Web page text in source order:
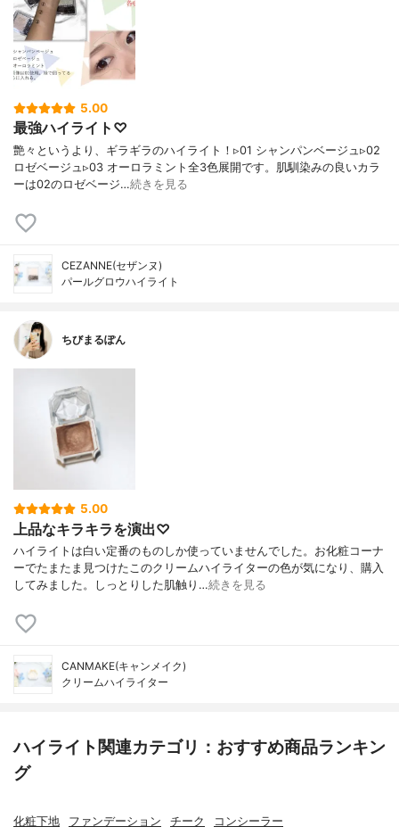
5.00
最強ハイライト♡
艶々というより、ギラギラのハイライト！▹01 シャンパンベージュ▹02
ロゼベージュ▹03 オーロラミント全3色展開です。肌馴染みの良いカラ
ーは02のロゼベージ…続きを見る
CEZANNE(セザンヌ)
パールグロウハイライト
ちびまるぽん
5.00
上品なキラキラを演出♡
ハイライトは白い定番のものしか使っていませんでした。お化粧コーナ
ーでたまたま見つけたこのクリームハイライターの色が気になり、購入
してみました。しっとりした肌触り…続きを見る
CANMAKE(キャンメイク)
クリームハイライター
ハイライト関連カテゴリ：おすすめ商品ランキン
グ
化粧下地 ファンデーション チーク コンシーラー